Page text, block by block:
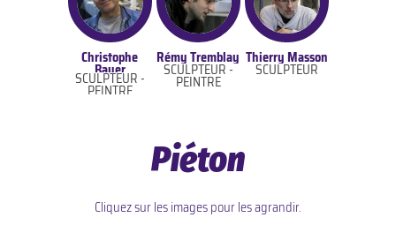
Christophe
Bauer
SCULPTEUR -
PEINTRE
Rémy Tremblay
SCULPTEUR -
PEINTRE
Thierry Masson
SCULPTEUR
Piéton
Cliquez sur les images pour les agrandir.